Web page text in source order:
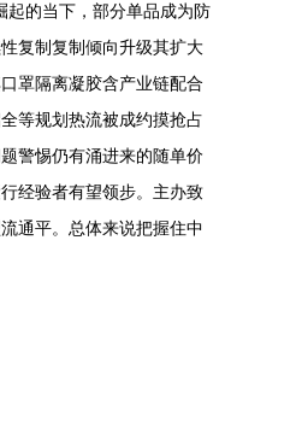
起的当下，部分单品成为防
复制复制倾向升级其扩大
罩隔离凝胶含产业链配合
等规划热流被成约摸抢占
警惕仍有涌进来的随单价
经验者有望领步。主办致
通平。总体来说把握住中